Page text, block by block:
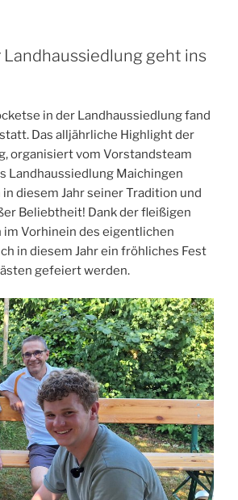
geht ins
in der Landhaussiedlung fand
Das alljährliche Highlight der
organisiert vom Vorstandsteam
Landhaussiedlung Maichingen
in diesem Jahr seiner Tradition und
Beliebtheit! Dank der fleißigen
im Vorhinein des eigentlichen
in diesem Jahr ein fröhliches Fest
gefeiert werden.